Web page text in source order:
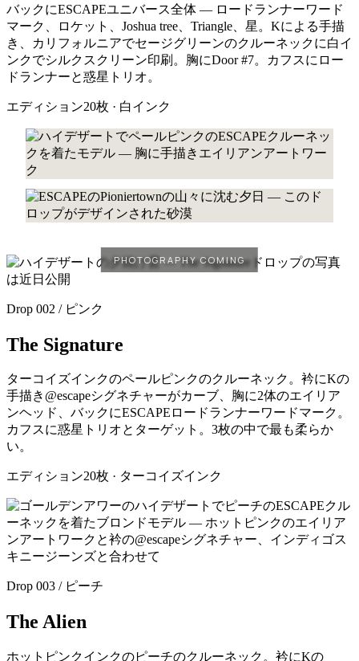
バックにESCAPEユニバース全体 — ロードランナーワード
マーク、ロケット、Joshua tree、Triangle、星。Kによる手描
き、カリフォルニアでセージグリーンのクルーネックに白イ
ンクでシルクスクリーン印刷。胸にDoor #7。カフスにロー
ドランナーと惑星トリオ。
エディション20枚 · 白インク
Drop 002 / ピンク
The Signature
ターコイズインクのペールピンクのクルーネック。衿にKの
手描き@escapeシグネチャーがカーブ、胸に2体のエイリア
ンヘッド、バックにESCAPEロードランナーワードマーク。
カフスに惑星トリオとターゲット。3枚の中で最も柔らか
い。
エディション20枚 · ターコイズインク
Drop 003 / ピーチ
The Alien
ホットピンクインクのピーチのクルーネック。衿にKの